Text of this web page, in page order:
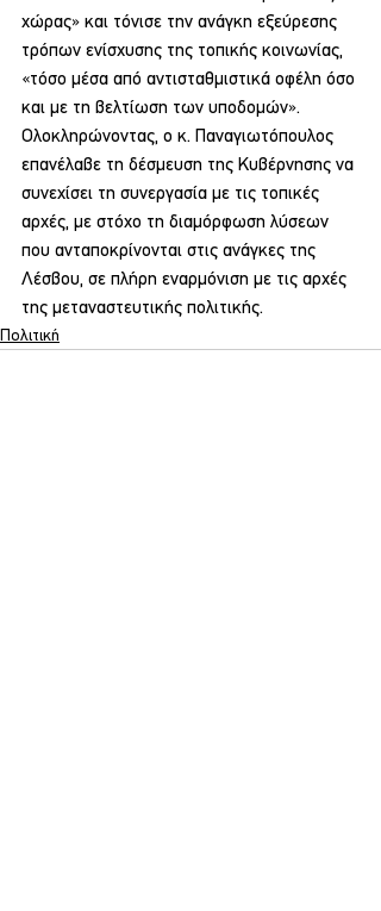
χώρας» και τόνισε την ανάγκη εξεύρεσης
τρόπων ενίσχυσης της τοπικής κοινωνίας,
«τόσο μέσα από αντισταθμιστικά οφέλη όσο
και με τη βελτίωση των υποδομών».
Ολοκληρώνοντας, ο κ. Παναγιωτόπουλος
επανέλαβε τη δέσμευση της Κυβέρνησης να
συνεχίσει τη συνεργασία με τις τοπικές
αρχές, με στόχο τη διαμόρφωση λύσεων
που ανταποκρίνονται στις ανάγκες της
Λέσβου, σε πλήρη εναρμόνιση με τις αρχές
της μεταναστευτικής πολιτικής.
Πολιτική